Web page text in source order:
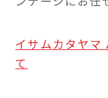
イサムカタヤマ
て